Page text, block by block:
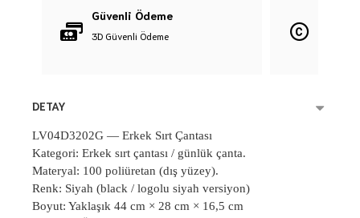
Güvenli Ödeme
3D Güvenli Ödeme
DETAY
LV04D3202G — Erkek Sırt Çantası
Kategori: Erkek sırt çantası / günlük çanta.
Materyal: 100 poliüretan (dış yüzey).
Renk: Siyah (black / logolu siyah versiyon)
Boyut: Yaklaşık 44 cm × 28 cm × 16,5 cm